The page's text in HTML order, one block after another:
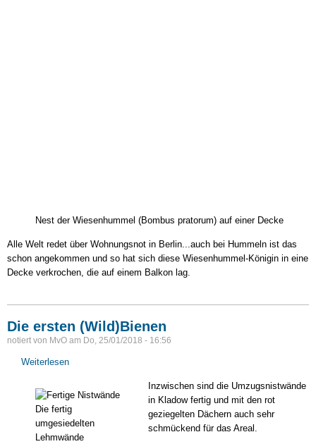
Nest der Wiesenhummel (Bombus pratorum) auf einer Decke
Alle Welt redet über Wohnungsnot in Berlin...auch bei Hummeln ist das
schon angekommen und so hat sich diese Wiesenhummel-Königin in eine
Decke verkrochen, die auf einem Balkon lag.
Die ersten (Wild)Bienen
notiert von MvO am Do, 25/01/2018 - 16:56
Weiterlesen
ersten
Die fertig
umgesiedelten
Lehmwände
Inzwischen sind die Umzugsnistwände
in Kladow fertig und mit den rot
geziegelten Dächern auch sehr
schmückend für das Areal.